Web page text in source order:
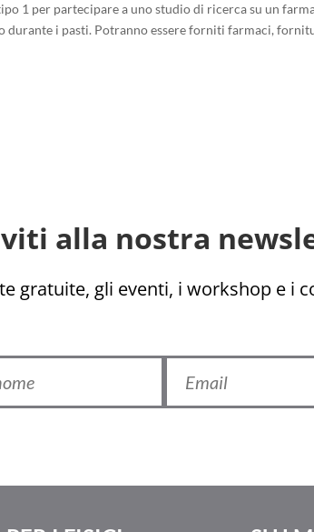
1 per partecipare a uno studio di ricerca su un
i pasti. Potranno essere forniti farmaci,
alla nostra
gratuite, gli eventi, i workshop e i